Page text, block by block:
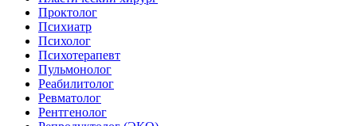
Проктолог
Психиатр
Психолог
Психотерапевт
Пульмонолог
Реабилитолог
Ревматолог
Рентгенолог